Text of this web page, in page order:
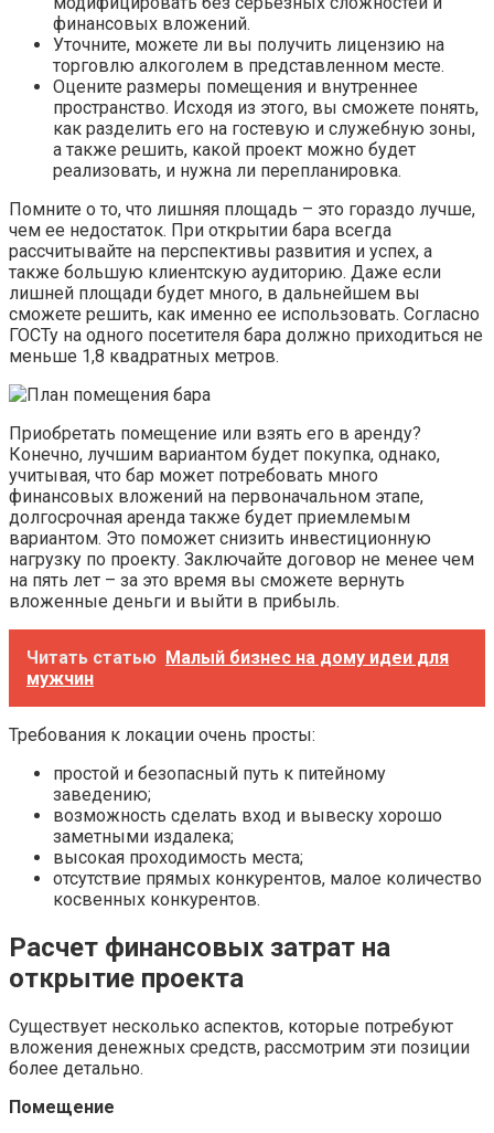
финансовых вложений.
Уточните, можете ли вы получить лицензию на
торговлю алкоголем в представленном месте.
Оцените размеры помещения и внутреннее
пространство. Исходя из этого, вы сможете понять,
как разделить его на гостевую и служебную зоны,
а также решить, какой проект можно будет
реализовать, и нужна ли перепланировка.
Помните о то, что лишняя площадь – это гораздо лучше,
чем ее недостаток. При открытии бара всегда
рассчитывайте на перспективы развития и успех, а
также большую клиентскую аудиторию. Даже если
лишней площади будет много, в дальнейшем вы
сможете решить, как именно ее использовать. Согласно
ГОСТу на одного посетителя бара должно приходиться не
меньше 1,8 квадратных метров.
Приобретать помещение или взять его в аренду?
Конечно, лучшим вариантом будет покупка, однако,
учитывая, что бар может потребовать много
финансовых вложений на первоначальном этапе,
долгосрочная аренда также будет приемлемым
вариантом. Это поможет снизить инвестиционную
нагрузку по проекту. Заключайте договор не менее чем
на пять лет – за это время вы сможете вернуть
вложенные деньги и выйти в прибыль.
Читать статью Малый бизнес на дому идеи для
мужчин
Требования к локации очень просты:
простой и безопасный путь к питейному
заведению;
возможность сделать вход и вывеску хорошо
заметными издалека;
высокая проходимость места;
отсутствие прямых конкурентов, малое количество
косвенных конкурентов.
Расчет финансовых затрат на
открытие проекта
Существует несколько аспектов, которые потребуют
вложения денежных средств, рассмотрим эти позиции
более детально.
Помещение